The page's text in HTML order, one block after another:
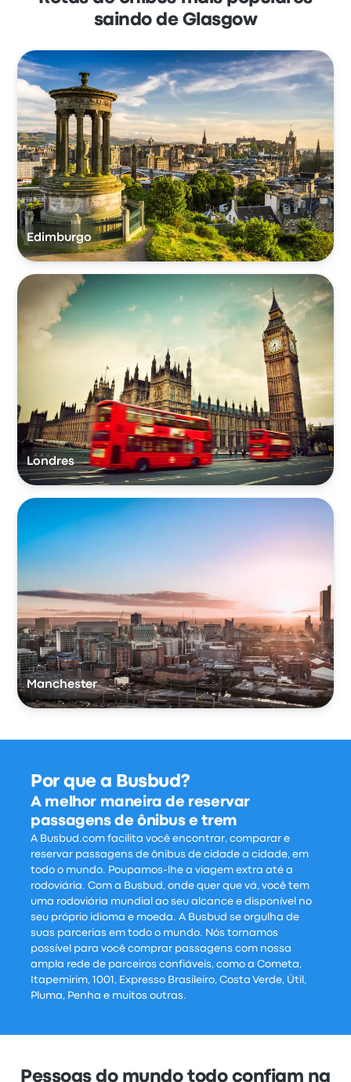
saindo de Glasgow
Edimburgo
Londres
Manchester
Por que a Busbud?
A melhor maneira de reservar
passagens de ônibus e trem
A Busbud.com facilita você encontrar, comparar e
reservar passagens de ônibus de cidade a cidade, em
todo o mundo. Poupamos-lhe a viagem extra até a
rodoviária. Com a Busbud, onde quer que vá, você tem
uma rodoviária mundial ao seu alcance e disponível no
seu próprio idioma e moeda. A Busbud se orgulha de
suas parcerias em todo o mundo. Nós tornamos
possível para você comprar passagens com nossa
ampla rede de parceiros confiáveis, como a Cometa,
Itapemirim, 1001, Expresso Brasileiro, Costa Verde, Útil,
Pluma, Penha e muitos outras.
Pessoas do mundo todo confiam na